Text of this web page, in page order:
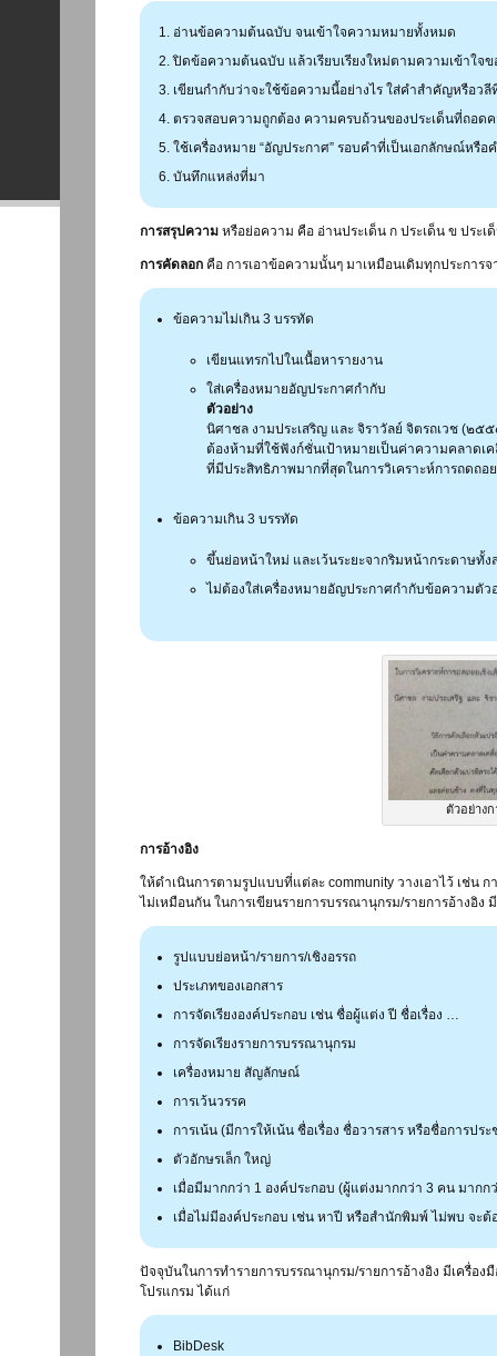
อ่านข้อความต้นฉบับ จนเข้าใจความหมายทั้งหมด
ปิดข้อความต้นฉบับ แล้วเรียบเรียงใหม่ตามความเข้าใจข
เขียนกำกับว่าจะใช้ข้อความนี้อย่างไร ใส่คำสำคัญหรือว
ตรวจสอบความถูกต้อง ความครบถ้วนของประเด็นที่ถอด
ใช้เครื่องหมาย “อัญประกาศ” รอบคำที่เป็นเอกลักษณ์หรื
บันทึกแหล่งที่มา
การสรุปความ หรือย่อความ คือ อ่านประเด็น ก ประเด็น ข ประเ
การคัดลอก คือ การเอาข้อความนั้นๆ มาเหมือนเดิมทุกประกา
ข้อความไม่เกิน 3 บรรทัด
เขียนแทรกไปในเนื้อหารายงาน
ใส่เครื่องหมายอัญประกาศกำกับ
ตัวอย่าง
นิศาชล งามประเสริญ และ จิราวัลย์ จิตรถเวช (๒
ต้องห้ามที่ใช้ฟังก์ชั่นเป้าหมายเป็นค่าความคลาดเค
ที่มีประสิทธิภาพมากที่สุดในการวิเคราะห์การถดถ
ข้อความเกิน 3 บรรทัด
ขึ้นย่อหน้าใหม่ และเว้นระยะจากริมหน้ากระดาษทั้
ไม่ต้องใส่เครื่องหมายอัญประกาศกำกับข้อความตัว
ตัวอย่าง
การอ้างอิง
ให้ดำเนินการตามรูปแบบที่แต่ละ community วางเอาไว้ เช่น
ไม่เหมือนกัน ในการเขียนรายการบรรณานุกรม/รายการอ้างอิง
รูปแบบย่อหน้า/รายการ/เชิงอรรถ
ประเภทของเอกสาร
การจัดเรียงองค์ประกอบ เช่น ชื่อผู้แต่ง ปี ชื่อเรื่อง …
การจัดเรียงรายการบรรณานุกรม
เครื่องหมาย สัญลักษณ์
การเว้นวรรค
การเน้น (มีการให้เน้น ชื่อเรื่อง ชื่อวารสาร หรือชื่อการปร
ตัวอักษรเล็ก ใหญ่
เมื่อมีมากกว่า 1 องค์ประกอบ (ผู้แต่งมากกว่า 3 คน มาก
เมื่อไม่มีองค์ประกอบ เช่น หาปี หรือสำนักพิมพ์ ไม่พบ จะต้
ปัจจุบันในการทำรายการบรรณานุกรม/รายการอ้างอิง มีเครื่อ
โปรแกรม ได้แก่
BibDesk